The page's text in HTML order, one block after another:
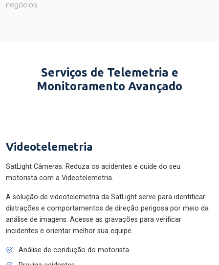
negócios.
Serviços de Telemetria e
Monitoramento Avançado
Videotelemetria
SatLight Câmeras: Reduza os acidentes e cuide do seu
motorista com a Videotelemetria.
A solução de videotelemetria da SatLight serve para identificar
distrações e comportamentos de direção perigosa por meio da
análise de imagens. Acesse as gravações para verificar
incidentes e orientar melhor sua equipe.
Análise de condução do motorista